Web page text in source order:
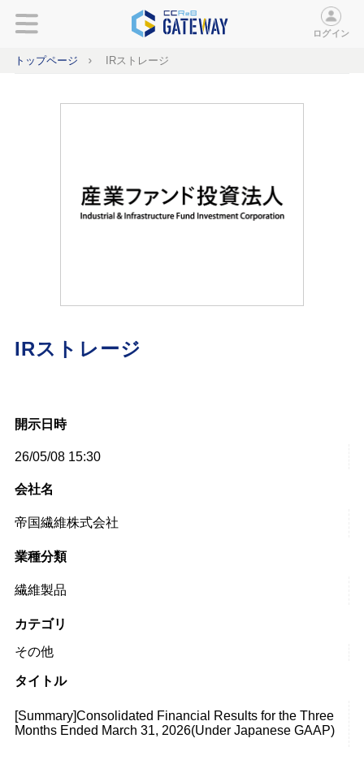
ログイン
トップページ IRストレージ
IRストレージ
開示日時
26/05/08 15:30
会社名
帝国繊維株式会社
業種分類
繊維製品
カテゴリ
その他
タイトル
[Summary]Consolidated Financial Results for the Three
Months Ended March 31, 2026(Under Japanese GAAP)